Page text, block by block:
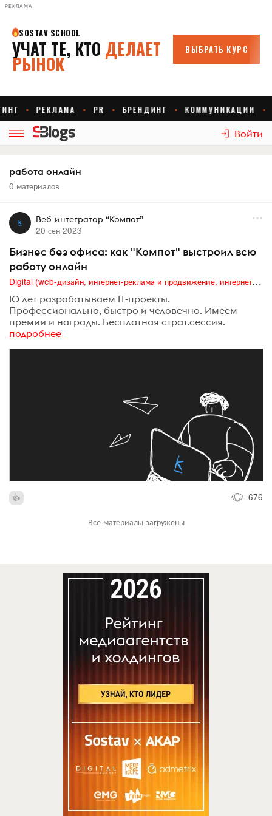
РЕКЛАМА
Войти
работа онлайн
0 материалов
Веб-интегратор “Компот”
20 сен 2023
Бизнес без офиса: как "Компот" выстроил всю
работу онлайн
Digital (web-дизайн, интернет-реклама и продвижение, интернет-сообщества и блоги, интернет-коммуникации, мобильный маркетинг, реклама на цифровых экранах)
10 лет разрабатываем IT-проекты.
Профессионально, быстро и человечно. Имеем
премии и награды. Бесплатная страт.сессия.
подробнее
676
Все материалы загружены